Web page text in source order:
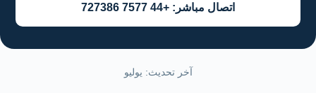
اتصال مباشر: +44 7577 727386
آخر تحديث: يوليو